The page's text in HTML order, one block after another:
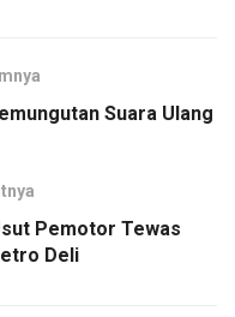
Suara Ulang
Pemotor Tewas
Deli